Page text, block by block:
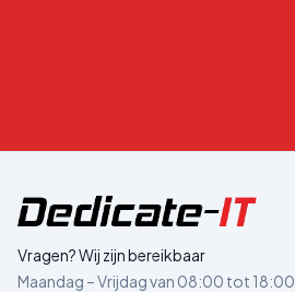
Vragen? Wij zijn bereikbaar
Maandag – Vrijdag van 08:00 tot 18:00